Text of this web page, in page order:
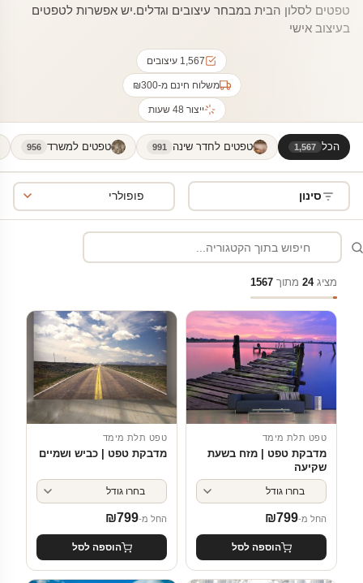
טפטים לסלון הבית במבחר עיצובים וגדלים.יש אפשרות לטפטים
בעיצוב אישי
1,567 עיצובים
משלוח חינם מ-₪300
ייצור 48 שעות
הכל 1,567 טפטים לחדר שינה 991 טפטים למשרד 956
סינון
מציג24 מתוך 1567
טפט תלת מימד
מדבקת טפט | מזח בשעת
שקיעה
החל מ- ₪799
הוספה לסל
טפט תלת מימד
מדבקת טפט | כביש ושמיים
החל מ- ₪799
הוספה לסל